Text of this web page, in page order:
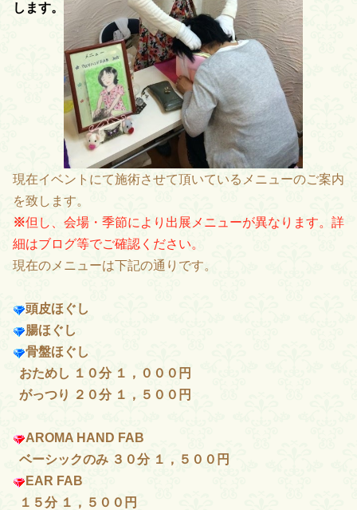
します。
現在イベントにて施術させて頂いているメニューのご案内
を致します。
※但し、会場・季節により出展メニューが異なります。詳
細はブログ等でご確認ください。
現在のメニューは下記の通りです。
頭皮ほぐし
腸ほぐし
骨盤ほぐし
おためし １０分 １，０００円
がっつり ２０分 １，５００円
AROMA HAND FAB
ベーシックのみ ３０分 １，５００円
EAR FAB
１５分 １，５００円